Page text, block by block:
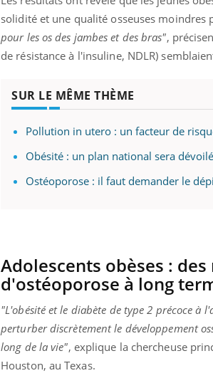
solidité et une qualité osseuses moindres
pour les os des jambes et des bras",
de résistance à l'insuline, NDLR)
SUR LE MÊME THÈME
Pollution in utero : un facteur de
Obésité : un plan national sera
Ostéoporose : il faut demander le
Adolescents obèses :
d'ostéoporose à long
"L'obésité et le diabète de type 2 précoce à
perturber discrètement le développement
long de la vie", explique la chercheuse
Houston, au Texas.